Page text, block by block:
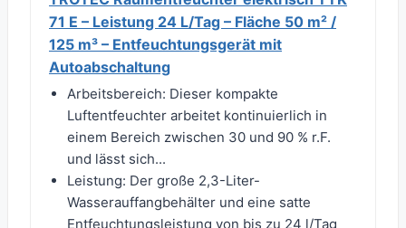
71 E – Leistung 24 L/Tag – Fläche 50 m² /
125 m³ – Entfeuchtungsgerät mit
Autoabschaltung
Arbeitsbereich: Dieser kompakte
Luftentfeuchter arbeitet kontinuierlich in
einem Bereich zwischen 30 und 90 % r.F.
und lässt sich...
Leistung: Der große 2,3-Liter-
Wasserauffangbehälter und eine satte
Entfeuchtungsleistung von bis zu 24 l/Tag